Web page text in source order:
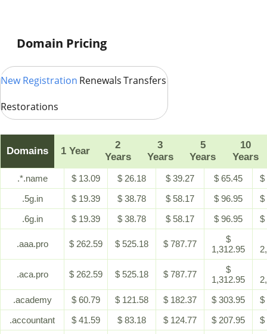
Domain Pricing
New Registration RenewalsTransfers
Restorations
Domains 1 Year
2
Years
3
Years
5
Years
10
Years
.*.name $ 13.09 $ 26.18 $ 39.27 $ 65.45
$
.5g.in
$ 19.39 $ 38.78 $ 58.17 $ 96.95
$
.6g.in
$ 19.39 $ 38.78 $ 58.17 $ 96.95 $
.aaa.pro $ 262.59 $ 525.18 $ 787.77
$
1,312.95
.aca.pro $ 262.59 $ 525.18 $ 787.77
$
1,312.95
.academy
$ 60.79 $ 121.58 $ 182.37 $ 303.95
$
.accountant
$ 41.59 $ 83.18 $ 124.77 $ 207.95 $